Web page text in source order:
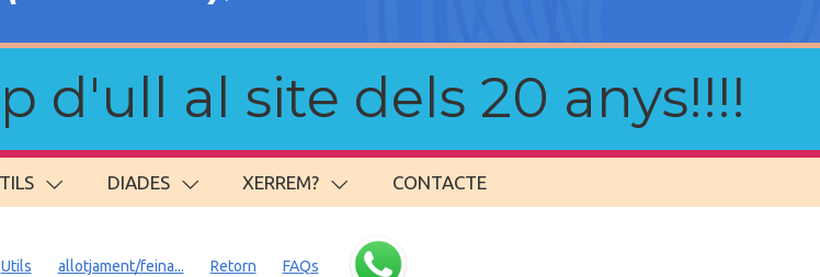
d'ull al site dels 20 anys!!!!
DIADES XERREM? CONTACTE
Utils allotjament/feina... Retorn FAQs